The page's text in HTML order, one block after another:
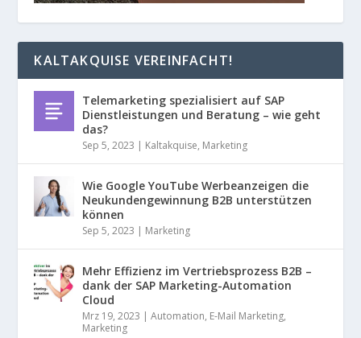
KALTAKQUISE VEREINFACHT!
Telemarketing spezialisiert auf SAP
Dienstleistungen und Beratung – wie geht
das?
Sep 5, 2023 | Kaltakquise, Marketing
Wie Google YouTube Werbeanzeigen die
Neukundengewinnung B2B unterstützen
können
Sep 5, 2023 | Marketing
Mehr Effizienz im Vertriebsprozess B2B –
dank der SAP Marketing-Automation
Cloud
Mrz 19, 2023 |Automation, E-Mail Marketing,
Marketing